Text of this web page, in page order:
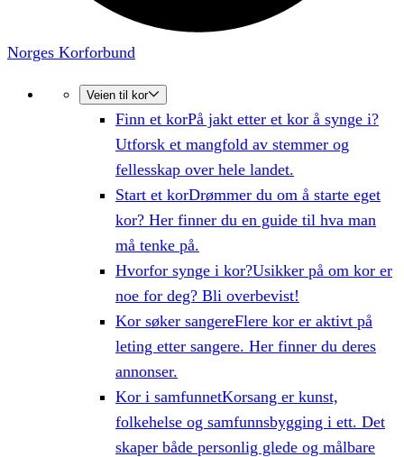
Norges Korforbund
Veien til kor
Finn et korPå jakt etter et kor å synge i?
Utforsk et mangfold av stemmer og
fellesskap over hele landet.
Start et korDrømmer du om å starte eget
kor? Her finner du en guide til hva man
må tenke på.
Hvorfor synge i kor?Usikker på om kor er
noe for deg? Bli overbevist!
Kor søker sangereFlere kor er aktivt på
leting etter sangere. Her finner du deres
annonser.
Kor i samfunnetKorsang er kunst,
folkehelse og samfunnsbygging i ett. Det
skaper både personlig glede og målbare